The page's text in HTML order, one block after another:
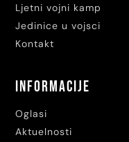
Ljetni vojni kamp
Jedinice u vojsci
Kontakt
Informacije
Oglasi
Aktuelnosti